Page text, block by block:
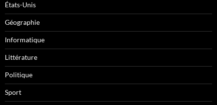
États-Unis
Géographie
Informatique
Littérature
Politique
Sport